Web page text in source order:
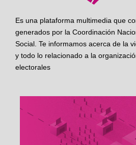
Es una plataforma multimedia que
generados por la Coordinación
Social. Te informamos acerca de la
y todo lo relacionado a la
electorales